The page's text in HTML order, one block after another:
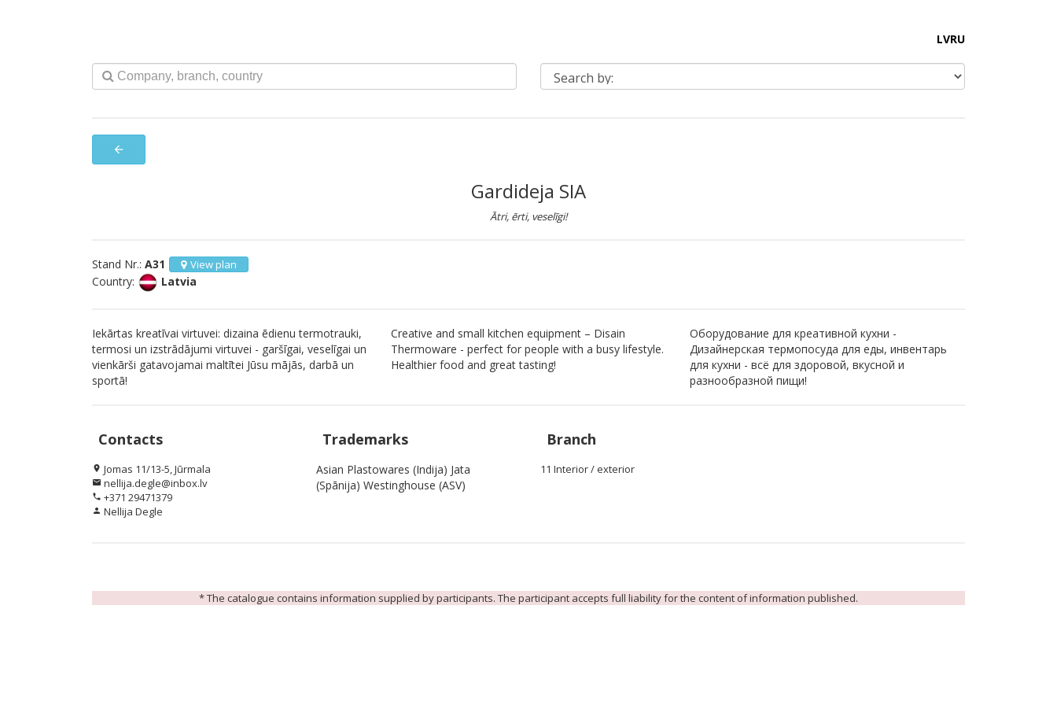
LVRU
arrow_back
Gardideja SIA
Ātri, ērti, veselīgi!
Stand Nr.: A31 View plan
Country: Latvia
Iekārtas kreatīvai virtuvei: dizaina ēdienu termotrauki,
termosi un izstrādājumi virtuvei - garšīgai, veselīgai un
vienkārši gatavojamai maltītei Jūsu mājās, darbā un
sportā!
Creative and small kitchen equipment – Disain
Thermoware - perfect for people with a busy lifestyle.
Healthier food and great tasting!
Оборудование для креативной кухни -
Дизайнерская термопосуда для еды, инвентарь
для кухни - всё для здоровой, вкусной и
разнообразной пищи!
Contacts
location_on Jomas 11/13-5, Jūrmala
email nellija.degle@inbox.lv
phone +371 29471379
person Nellija Degle
Trademarks
Asian Plastowares (Indija) Jata
(Spānija) Westinghouse (ASV)
Branch
11 Interior / exterior
* The catalogue contains information supplied by participants. The participant accepts full liability for the content of information published.